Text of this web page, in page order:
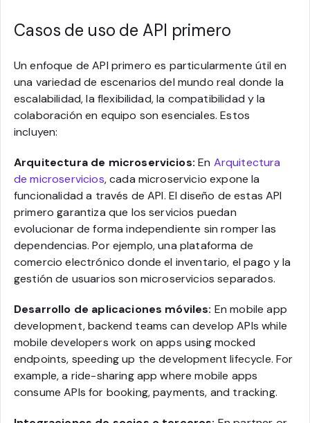
Casos de uso de API primero
Un enfoque de API primero es particularmente útil en
una variedad de escenarios del mundo real donde la
escalabilidad, la flexibilidad, la compatibilidad y la
colaboración en equipo son esenciales. Estos
incluyen:
Arquitectura de microservicios: En Arquitectura
de microservicios, cada microservicio expone la
funcionalidad a través de API. El diseño de estas API
primero garantiza que los servicios puedan
evolucionar de forma independiente sin romper las
dependencias. Por ejemplo, una plataforma de
comercio electrónico donde el inventario, el pago y la
gestión de usuarios son microservicios separados.
Desarrollo de aplicaciones móviles: En mobile app
development, backend teams can develop APIs while
mobile developers work on apps using mocked
endpoints, speeding up the development lifecycle. For
example, a ride-sharing app where mobile apps
consume APIs for booking, payments, and tracking.